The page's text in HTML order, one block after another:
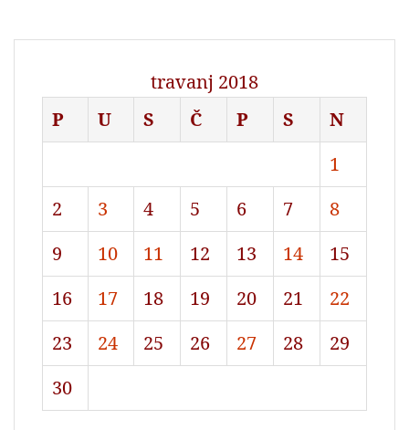
travanj 2018
P
U S Č P S
N
1
2
3 4 5 6 7
8
9
10 11 12 13 14
15
16
17 18 19 20 21
22
23
24 25 26 27 28
29
30